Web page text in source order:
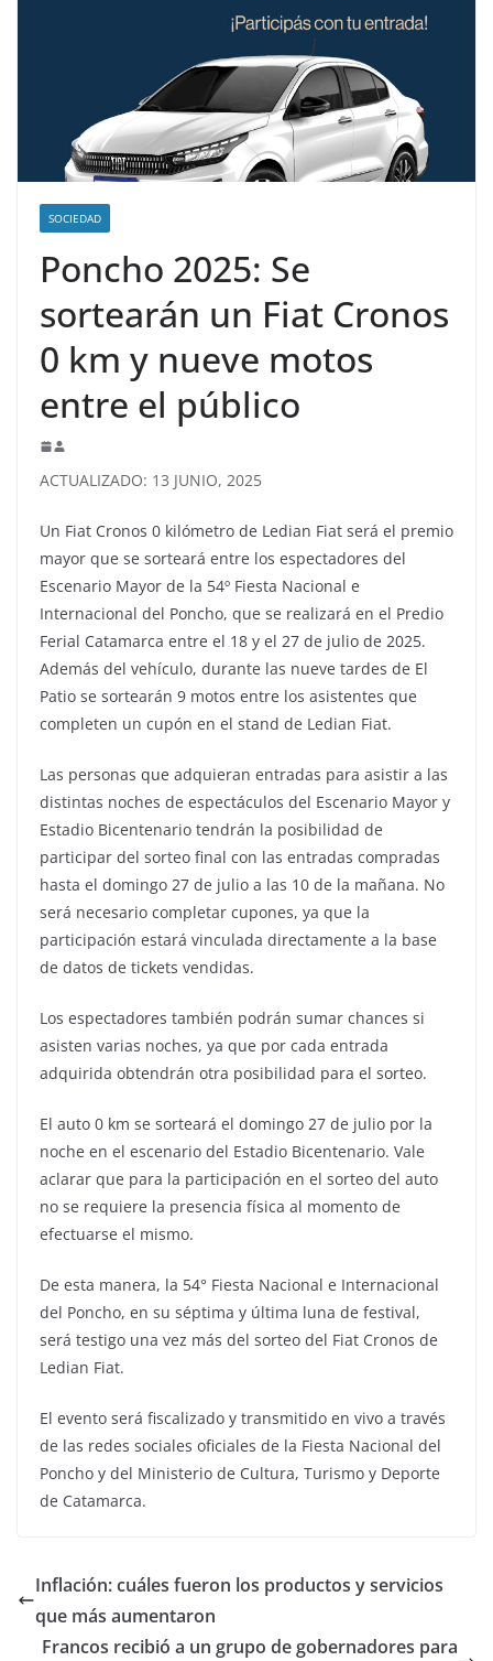
SOCIEDAD
Poncho 2025: Se
sortearán un Fiat Cronos
0 km y nueve motos
entre el público
ACTUALIZADO: 13 JUNIO, 2025
Un Fiat Cronos 0 kilómetro de Ledian Fiat será el premio
mayor que se sorteará entre los espectadores del
Escenario Mayor de la 54º Fiesta Nacional e
Internacional del Poncho, que se realizará en el Predio
Ferial Catamarca entre el 18 y el 27 de julio de 2025.
Además del vehículo, durante las nueve tardes de El
Patio se sortearán 9 motos entre los asistentes que
completen un cupón en el stand de Ledian Fiat.
Las personas que adquieran entradas para asistir a las
distintas noches de espectáculos del Escenario Mayor y
Estadio Bicentenario tendrán la posibilidad de
participar del sorteo final con las entradas compradas
hasta el domingo 27 de julio a las 10 de la mañana. No
será necesario completar cupones, ya que la
participación estará vinculada directamente a la base
de datos de tickets vendidas.
Los espectadores también podrán sumar chances si
asisten varias noches, ya que por cada entrada
adquirida obtendrán otra posibilidad para el sorteo.
El auto 0 km se sorteará el domingo 27 de julio por la
noche en el escenario del Estadio Bicentenario. Vale
aclarar que para la participación en el sorteo del auto
no se requiere la presencia física al momento de
efectuarse el mismo.
De esta manera, la 54° Fiesta Nacional e Internacional
del Poncho, en su séptima y última luna de festival,
será testigo una vez más del sorteo del Fiat Cronos de
Ledian Fiat.
El evento será fiscalizado y transmitido en vivo a través
de las redes sociales oficiales de la Fiesta Nacional del
Poncho y del Ministerio de Cultura, Turismo y Deporte
de Catamarca.
Inflación: cuáles fueron los productos y servicios
que más aumentaron
Francos recibió a un grupo de gobernadores para